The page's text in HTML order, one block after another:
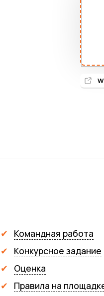
Командная работа
Конкурсное задание
Оценка
Правила на